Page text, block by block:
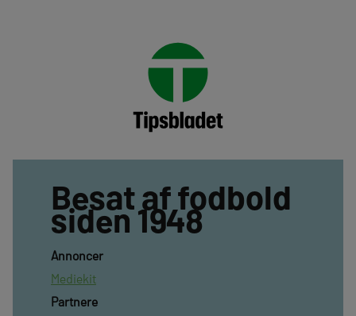
Besat af fodbold
siden 1948
Annoncer
Mediekit
Partnere